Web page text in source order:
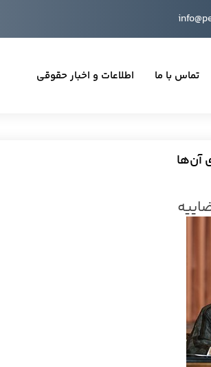
تماس با ما اطلاعات و اخبار حقوقی
آن‌ها